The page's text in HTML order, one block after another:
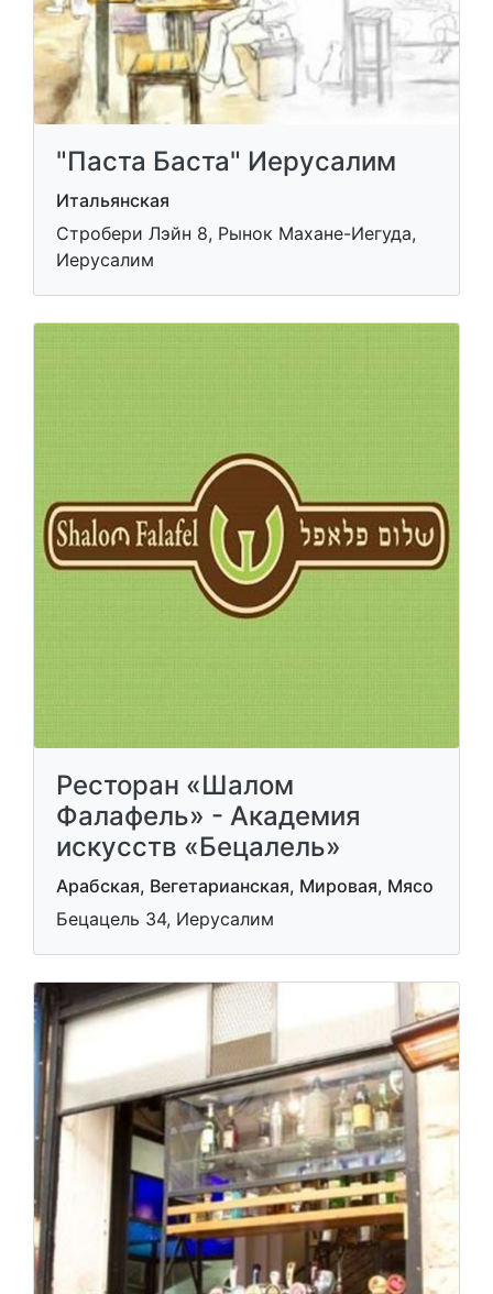
"Паста Баста" Иерусалим
Итальянская
Стробери Лэйн 8, Рынок Махане-Иегуда,
Иерусалим
Ресторан «Шалом
Фалафель» - Академия
искусств «Бецалель»
Арабская, Вегетарианская, Мировая, Мясо
Бецацель 34, Иерусалим